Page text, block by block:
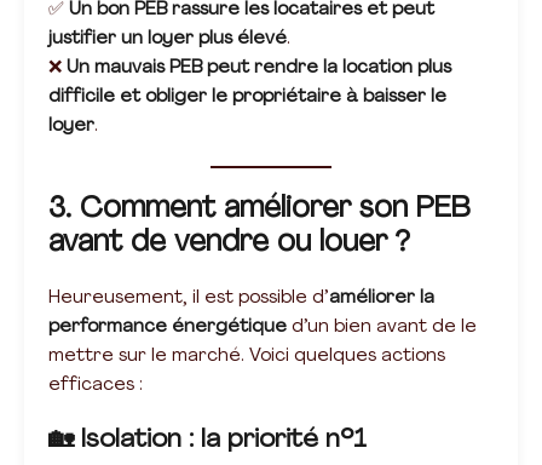
✅ Un bon PEB rassure les locataires et peut
justifier un loyer plus élevé.
❌ Un mauvais PEB peut rendre la location plus
difficile et obliger le propriétaire à baisser le
loyer.
3. Comment améliorer son PEB
avant de vendre ou louer ?
Heureusement, il est possible d’améliorer la
performance énergétique d’un bien avant de le
mettre sur le marché. Voici quelques actions
efficaces :
🏡 Isolation : la priorité n°1